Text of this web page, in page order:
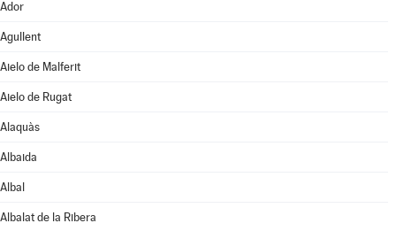
Ador
Agullent
Aielo de Malferit
Aielo de Rugat
Alaquàs
Albaida
Albal
Albalat de la Ribera